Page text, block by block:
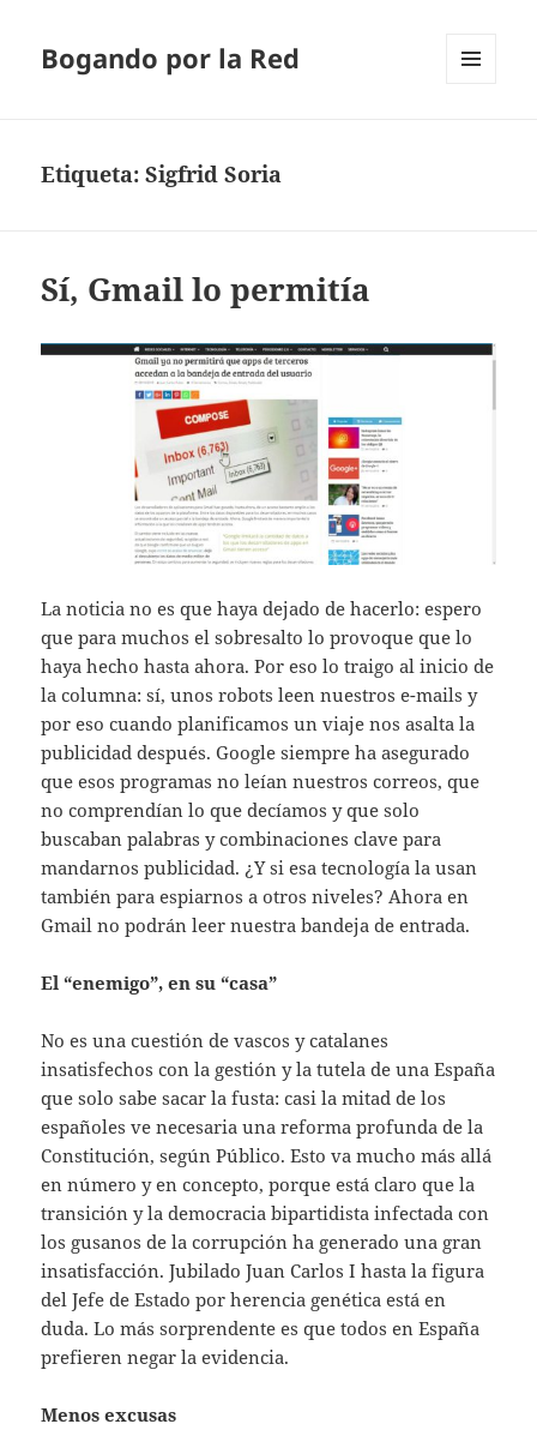
Bogando por la Red
Etiqueta:Sigfrid Soria
Sí, Gmail lo permitía
La noticia no es que haya dejado de hacerlo: espero
que para muchos el sobresalto lo provoque que lo
haya hecho hasta ahora. Por eso lo traigo al inicio de
la columna: sí, unos robots leen nuestros e-mails y
por eso cuando planificamos un viaje nos asalta la
publicidad después. Google siempre ha asegurado
que esos programas no leían nuestros correos, que
no comprendían lo que decíamos y que solo
buscaban palabras y combinaciones clave para
mandarnos publicidad. ¿Y si esa tecnología la usan
también para espiarnos a otros niveles? Ahora en
Gmail no podrán leer nuestra bandeja de entrada.
El “enemigo”, en su “casa”
No es una cuestión de vascos y catalanes
insatisfechos con la gestión y la tutela de una España
que solo sabe sacar la fusta: casi la mitad de los
españoles ve necesaria una reforma profunda de la
Constitución, según Público. Esto va mucho más allá
en número y en concepto, porque está claro que la
transición y la democracia bipartidista infectada con
los gusanos de la corrupción ha generado una gran
insatisfacción. Jubilado Juan Carlos I hasta la figura
del Jefe de Estado por herencia genética está en
duda. Lo más sorprendente es que todos en España
prefieren negar la evidencia.
Menos excusas